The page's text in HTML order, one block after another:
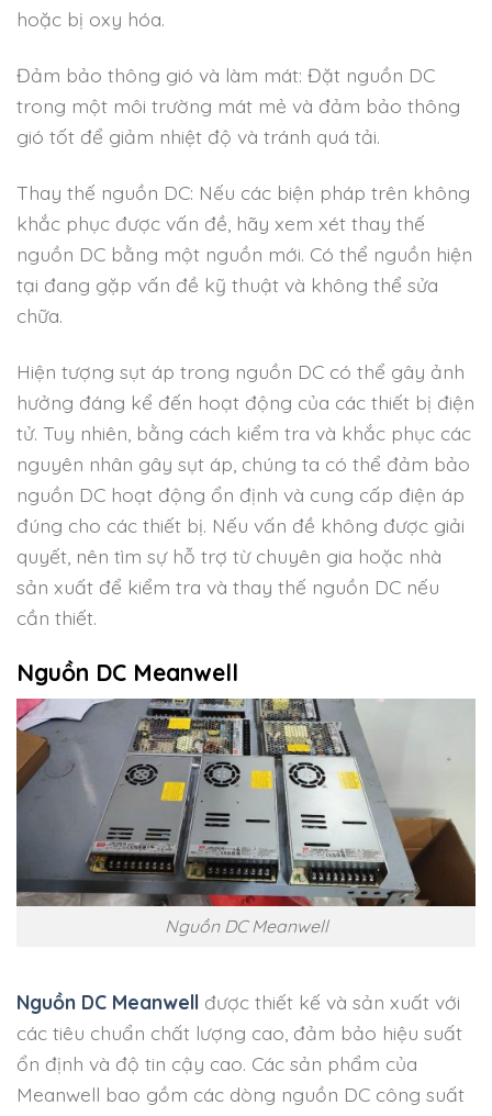
hoặc bị oxy hóa.
Đảm bảo thông gió và làm mát: Đặt nguồn DC
trong một môi trường mát mẻ và đảm bảo thông
gió tốt để giảm nhiệt độ và tránh quá tải.
Thay thế nguồn DC: Nếu các biện pháp trên không
khắc phục được vấn đề, hãy xem xét thay thế
nguồn DC bằng một nguồn mới. Có thể nguồn hiện
tại đang gặp vấn đề kỹ thuật và không thể sửa
chữa.
Hiện tượng sụt áp trong nguồn DC có thể gây ảnh
hưởng đáng kể đến hoạt động của các thiết bị điện
tử. Tuy nhiên, bằng cách kiểm tra và khắc phục các
nguyên nhân gây sụt áp, chúng ta có thể đảm bảo
nguồn DC hoạt động ổn định và cung cấp điện áp
đúng cho các thiết bị. Nếu vấn đề không được giải
quyết, nên tìm sự hỗ trợ từ chuyên gia hoặc nhà
sản xuất để kiểm tra và thay thế nguồn DC nếu
cần thiết.
Nguồn DC Meanwell
Nguồn DC Meanwell
Nguồn DC Meanwell được thiết kế và sản xuất với
các tiêu chuẩn chất lượng cao, đảm bảo hiệu suất
ổn định và độ tin cậy cao. Các sản phẩm của
Meanwell bao gồm các dòng nguồn DC công suất